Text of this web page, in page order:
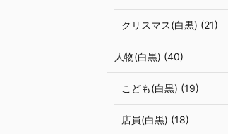
クリスマス(白黒) (21)
人物(白黒) (40)
こども(白黒) (19)
店員(白黒) (18)